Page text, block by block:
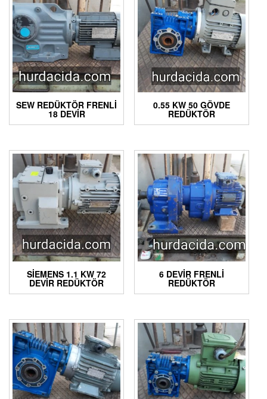
SEW REDÜKTÖR FRENLI
18 DEVIR
0.55 KW 50 GÖVDE
REDÜKTÖR
SIEMENS 1.1 KW 72
DEVIR REDÜKTÖR
6 DEVIR FRENLI
REDÜKTÖR